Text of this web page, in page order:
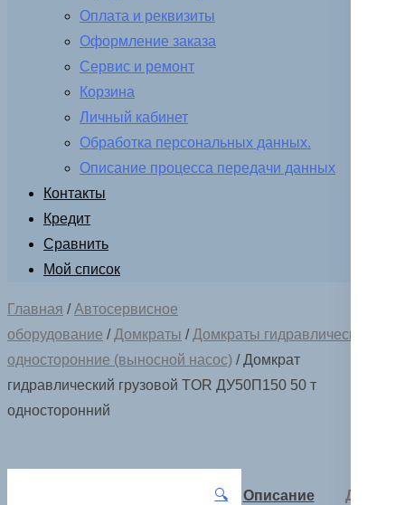
Оплата и реквизиты
Оформление заказа
Сервис и ремонт
Корзина
Личный кабинет
Обработка персональных данных.
Описание процесса передачи данных
Контакты
Кредит
Сравнить
Мой список
Главная /Автосервисное
оборудование / Домкраты / Домкраты гидравлические ДУ
односторонние (выносной насос) / Домкрат
гидравлический грузовой TOR ДУ50П150 50 т
односторонний
🔍 Описание Детали